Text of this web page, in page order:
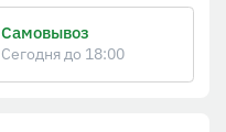
Самовывоз
Сегодня до 18:00